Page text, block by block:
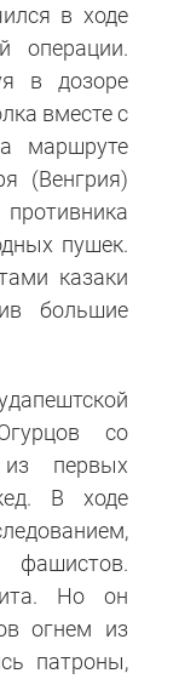
в ходе
операции.
в дозоре
вместе с
маршруте
(Венгрия)
пушек.
казаки
большие
со
первых
В ходе
Но он
огнем из
патроны,